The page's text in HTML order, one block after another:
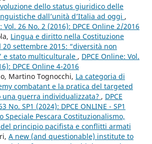
dello status giuridico delle
dall’unità d’Italia ad oggi ,
Vol. 26 No. 2 (2016): DPCE Online 2/2016
Lingua e diritto nella Costituzione
20 settembre 2015: “diversità non
e stato multiculturale , DPCE Online: Vol.
DPCE Online 4-2016
Martino Tognocchi, La categoria di
combatant e la pratica del targeted
una guerra individualizzata? , DPCE
No. SP1 (2024): DPCE ONLINE - SP1
Speciale Pescara Costituzionalismo,
principio pacifista e conflitti armati
A new (and questionable) institute to